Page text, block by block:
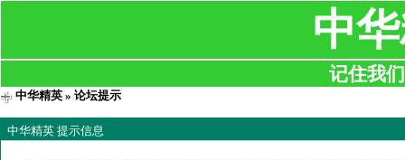
中
记住我
中华精英 » 论坛提示
中华精英 提示信息